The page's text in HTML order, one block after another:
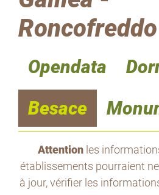
Roncofreddo
Opendata
Besace
Attentionles
établissements pourraient
à jour, vérifier les